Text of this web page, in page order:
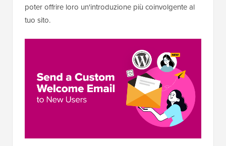
poter offrire loro un'introduzione più coinvolgente al
tuo sito.